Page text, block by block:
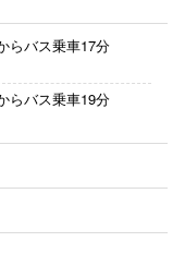
らバス乗車17分
らバス乗車19分